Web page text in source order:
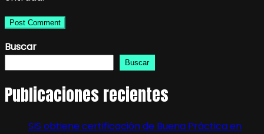
Buscar
Buscar
Publicaciones recientes
SIS obtiene certificación de Buena Práctica en